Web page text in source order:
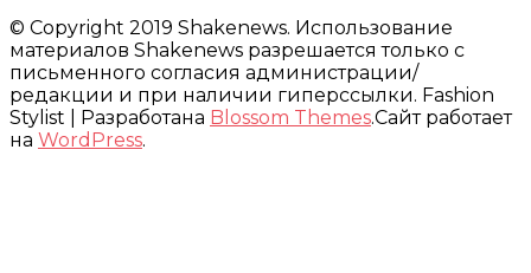
© Copyright 2019 Shakenews. Использование
материалов Shakenews разрешается только с
письменного согласия администрации/
редакции и при наличии гиперссылки. Fashion
Stylist | Разработана Blossom Themes.Сайт работает
на WordPress.